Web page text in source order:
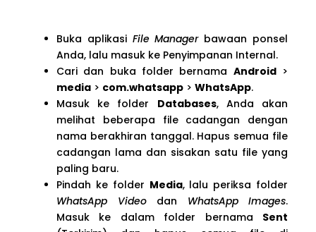
Buka aplikasi File Managerbawaan ponsel
Anda, lalu masuk ke Penyimpanan Internal.
Cari dan buka folder bernama Android>
media > com.whatsapp > WhatsApp.
Masuk ke folder Databases, Anda akan
melihat beberapa file cadangan dengan
nama berakhiran tanggal. Hapus semua file
cadangan lama dan sisakan satu file yang
paling baru.
Pindah ke folder Media, lalu periksa folder
WhatsApp Videodan WhatsApp Images.
Masuk ke dalam folder bernama Sent